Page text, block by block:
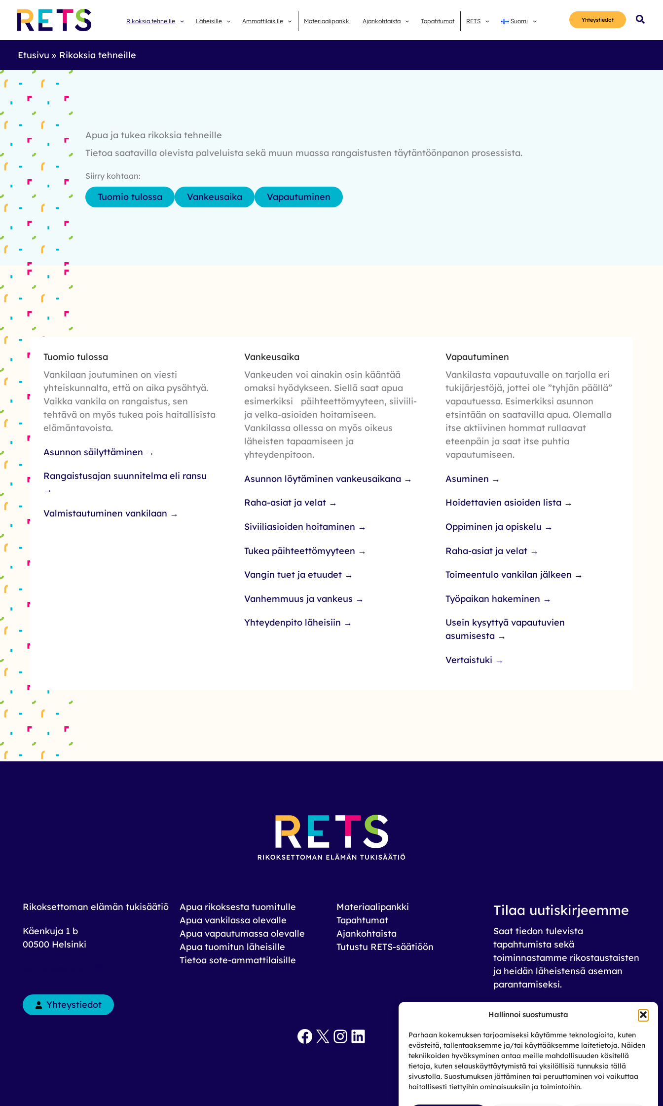
Hallinnoi suostumusta
Parhaan kokemuksen tarjoamiseksi käytämme teknologioita, kuten
evästeitä, tallentaaksemme ja/tai käyttääksemme laitetietoja. Näiden
tekniikoiden hyväksyminen antaa meille mahdollisuuden käsitellä
tietoja, kuten selauskäyttäytymistä tai yksilöllisiä tunnuksia tällä
sivustolla. Suostumuksen jättäminen tai peruuttaminen voi vaikuttaa
haitallisesti tiettyihin ominaisuuksiin ja toimintoihin.
Skip
content
Rikoksia tehneille Läheisille Ammattilaisille Materiaalipankki Ajankohtaista Tapahtumat RETS Suomi Yhteys­tiedot Hae
Etusivu Rikoksia tehneille
Apua ja tukea rikoksia tehneille
Tietoa saatavilla olevista palveluista sekä muun muassa rangaistusten täytäntöönpanon prosessista.
Siirry kohtaan:
Tuomio tulossa Vankeusaika Vapautuminen
Tuomio tulossa
Vankilaan joutuminen on viesti
yhteiskunnalta, että on aika pysähtyä.
Vaikka vankila on rangaistus, sen
tehtävä on myös tukea pois haitallisista
elämäntavoista.
Asunnon säilyttäminen →
Rangaistusajan suunnitelma eli ransu
→
Valmistautuminen vankilaan →
Vankeusaika
Vankeuden voi ainakin osin kääntää
omaksi hyödykseen. Siellä saat apua
esimerkiksi päihteettömyyteen, siiviili-
ja velka-asioiden hoitamiseen.
Vankilassa ollessa on myös oikeus
läheisten tapaamiseen ja
yhteydenpitoon.
Asunnon löytäminen vankeusaikana →
Raha-asiat ja velat →
Siviiliasioiden hoitaminen →
Tukea päihteettömyyteen →
Vangin tuet ja etuudet →
Vanhemmuus ja vankeus →
Yhteydenpito läheisiin →
Vapautuminen
Vankilasta vapautuvalle on tarjolla eri
tukijärjestöjä, jottei ole ”tyhjän päällä”
vapautuessa. Esimerkiksi asunnon
etsintään on saatavilla apua. Olemalla
itse aktiivinen hommat rullaavat
eteenpäin ja saat itse puhtia
vapautumiseen.
Asuminen →
Hoidettavien asioiden lista →
Oppiminen ja opiskelu →
Raha-asiat ja velat →
Toimeentulo vankilan jälkeen →
Työpaikan hakeminen →
Usein kysyttyä vapautuvien
asumisesta →
Vertaistuki →
Rikoksettoman elämän tukisäätiö
Käenkuja 1 b
00500 Helsinki
Yhteystiedot
Apua rikoksesta tuomitulle
Apua vankilassa olevalle
Apua vapautumassa olevalle
Apua tuomitun läheisille
Tietoa sote-ammattilaisille
Materiaalipankki
Tapahtumat
Ajankohtaista
Tutustu RETS-säätiöön
Tilaa uutiskirjeemme
Saat tiedon tulevista
tapahtumista sekä
toiminnastamme rikos­taustaisten
ja heidän läheistensä aseman
parantamiseksi.
Tilaa
Facebook
X Instagram
LinkedIn